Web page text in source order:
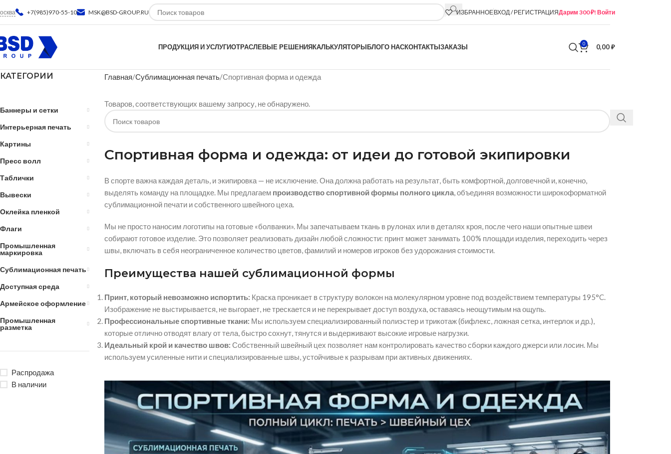
+7(985)970-55-10 MSK@BSD-GROUP.RU ИЗБРАННОЕВХОД / РЕГИСТРАЦИЯДарим 300 ₽! Войти
ПРОДУКЦИЯ И УСЛУГИОТРАСЛЕВЫЕ РЕШЕНИЯКАЛЬКУЛЯТОРЫБЛОГО НАСКОНТАКТЫЗАКАЗЫ 0 0,00₽
КАТЕГОРИИ
Баннеры и сетки
Интерьерная печать
Картины
Пресс волл
Таблички
Вывески
Оклейка пленкой
Флаги
Промышленная
маркировка
Сублимационная печать
Доступная среда
Армейское оформление
Промышленная
разметка
Распродажа
В наличии
Главная Сублимационная печать Спортивная форма и одежда
Товаров, соответствующих вашему запросу, не обнаружено.
Спортивная форма и одежда: от идеи до готовой экипировки
В спорте важна каждая деталь,и экипировка — не исключение.Она должна работать на результат,быть комфортной,долговечной и,конечно,
выделять команду на площадке.Мы предлагаем производство спортивной формы полного цикла,объединяя возможности широкоформатной
сублимационной печати и собственного швейного цеха.
Мы не просто наносим логотипы на готовые «болванки».Мы запечатываем ткань в рулонах или в деталях кроя,после чего наши опытные швеи
собирают готовое изделие.Это позволяет реализовать дизайн любой сложности: принт может занимать 100% площади изделия,переходить через
швы,включать в себя неограниченное количество цветов,фамилий и номеров игроков без удорожания стоимости.
Преимущества нашей сублимационной формы
Принт, который невозможно испортить: Краска проникает в структуру волокон на молекулярном уровне под воздействием температуры 195°C.
Изображение не выстирывается,не выгорает,не трескается и не перекрывает доступ воздуха,оставаясь неощутимым на ощупь.
Профессиональные спортивные ткани: Мы используем специализированный полиэстер и трикотаж (бифлекс,ложная сетка,интерлок и др.),
которые отлично отводят влагу от тела,быстро сохнут,тянутся и выдерживают высокие игровые нагрузки.
Идеальный крой и качество швов: Собственный швейный цех позволяет нам контролировать качество сборки каждого джерси или лосин.Мы
используем усиленные нити и специализированные швы,устойчивые к разрывам при активных движениях.